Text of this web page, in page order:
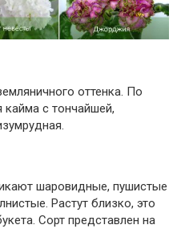
оттенка. По
кайма с тончайшей,
шаровидные, пушистые
Растут близко, это
Сорт представлен на